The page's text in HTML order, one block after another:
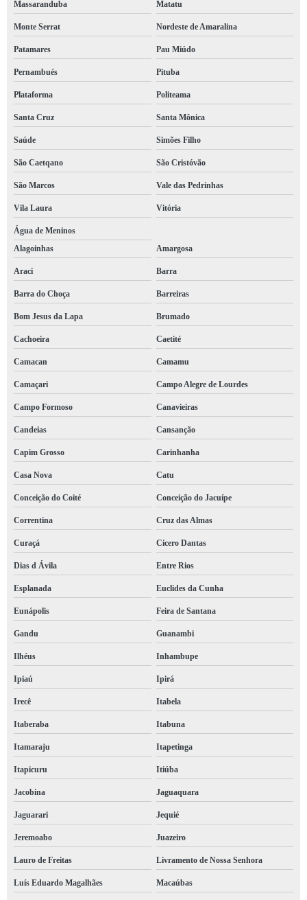
Massaranduba Matatu
Monte Serrat Nordeste de Amaralina
Patamares Pau Miúdo
Pernambués Pituba
Plataforma Politeama
Santa Cruz Santa Mônica
Saúde Simões Filho
São Caetqano São Cristóvão
São Marcos Vale das Pedrinhas
Vila Laura Vitória
Água de Meninos
Alagoinhas
Amargosa
Araci Barra
Barra do Choça Barreiras
Bom Jesus da Lapa Brumado
Cachoeira Caetité
Camacan Camamu
Camaçari Campo Alegre de Lourdes
Campo Formoso Canavieiras
Candeias Cansanção
Capim Grosso Carinhanha
Casa Nova Catu
Conceição do Coité Conceição do Jacuípe
Correntina Cruz das Almas
Curaçá Cícero Dantas
Dias d Ávila Entre Rios
Esplanada Euclides da Cunha
Eunápolis Feira de Santana
Gandu Guanambi
Ilhéus Inhambupe
Ipiaú Ipirá
Irecê Itabela
Itaberaba Itabuna
Itamaraju Itapetinga
Itapicuru Itiúba
Jacobina Jaguaquara
Jaguarari Jequié
Jeremoabo Juazeiro
Lauro de Freitas Livramento de Nossa Senhora
Luís Eduardo Magalhães Macaúbas